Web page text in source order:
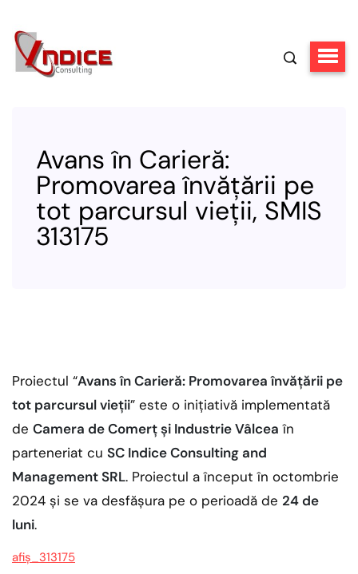
Avans în Carieră:
Promovarea învățării pe
tot parcursul vieții, SMIS
313175
Proiectul “Avans în Carieră: Promovarea învățării pe
tot parcursul vieții” este o inițiativă implementată
de Camera de Comerț și Industrie Vâlcea în
parteneriat cu SC Indice Consulting and
Management SRL. Proiectul a început în octombrie
2024 și se va desfășura pe o perioadă de 24 de
luni.
afiș_313175